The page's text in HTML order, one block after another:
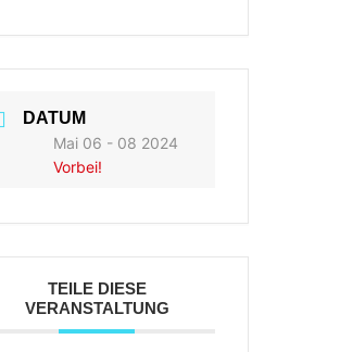
DATUM
Mai 06 - 08 2024
Vorbei!
TEILE DIESE
VERANSTALTUNG